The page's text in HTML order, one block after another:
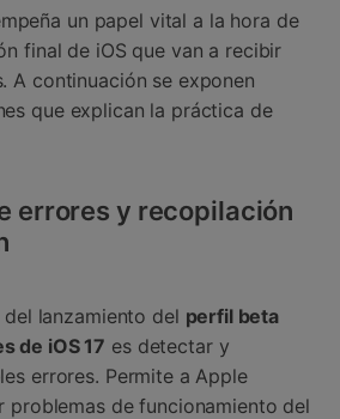
un papel vital a la hora de
final de iOS que van a recibir
A continuación se exponen
que explican la práctica de
errores y recopilación
lanzamiento del perfil beta
de iOS 17 es detectar y
errores.󠀲󠀡󠀡󠀦󠀤󠀠󠀢󠀡󠀢󠀳󠀰 Permite a Apple
problemas de funcionamiento del